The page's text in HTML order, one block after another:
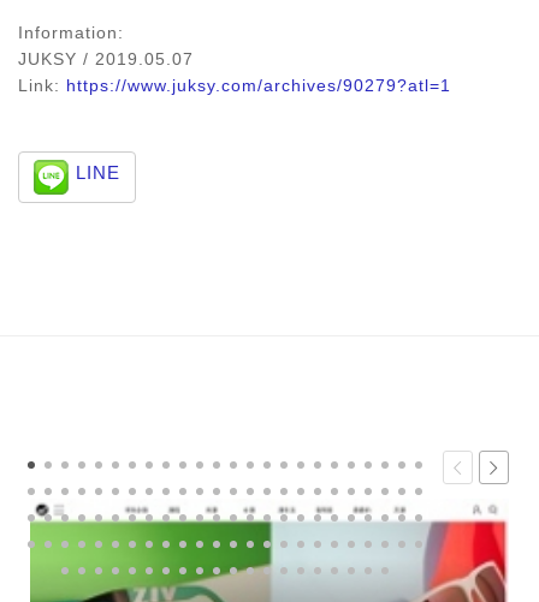
Information:
JUKSY / 2019.05.07
Link: https://www.juksy.com/archives/90279?atl=1
LINE